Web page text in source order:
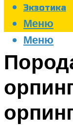
Экзотика
Меню
Меню